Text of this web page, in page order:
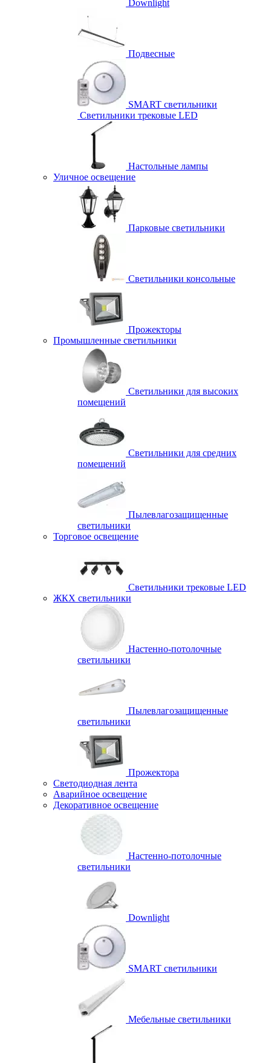
Downlight
Подвесные
SMART светильники
Светильники трековые LED
Настольные лампы
Уличное освещение
Парковые светильники
Светильники консольные
Прожекторы
Промышленные светильники
Светильники для высоких
помещений
Светильники для средних
помещений
Пылевлагозащищенные
светильники
Торговое освещение
Светильники трековые LED
ЖКХ светильники
Настенно-потолочные
светильники
Пылевлагозащищенные
светильники
Прожектора
Светодиодная лента
Аварийное освещение
Декоративное освещение
Настенно-потолочные
светильники
Downlight
SMART светильники
Мебельные светильники